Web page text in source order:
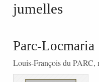
jumelles
Parc-Locmaria
Louis-François du